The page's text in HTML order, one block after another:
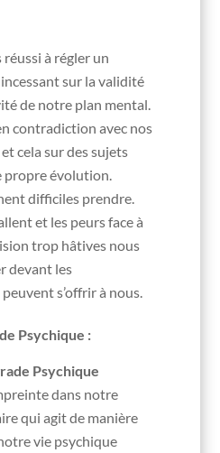
réussi à régler un
sur la validité
de notre plan mental.
contradiction avec nos
cela sur des sujets
évolution.
difficiles prendre.
et les peurs face à
trop hâtives nous
devant les
s’offrir à nous.
Psychique :
Psychique
dans notre
qui agit de manière
vie psychique